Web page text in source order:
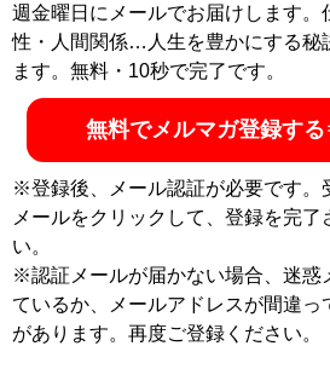
週金曜日にメールでお届けします。
性・人間関係…人生を豊かにする秘
ます。無料・10秒で完了です。
無料でメルマガ登録す
※登録後、メール認証が必要です。
メールをクリックして、登録を完了
い。
※認証メールが届かない場合、迷惑
ているか、メールアドレスが間違っ
があります。再度ご登録ください。